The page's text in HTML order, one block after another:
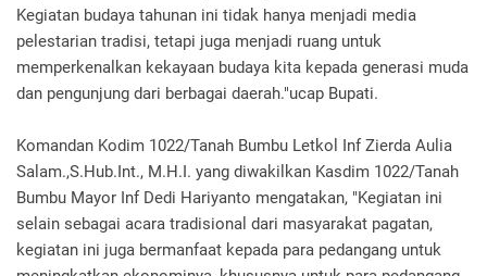
Kegiatan budaya tahunan ini tidak hanya menjadi media
pelestarian tradisi, tetapi juga menjadi ruang untuk
memperkenalkan kekayaan budaya kita kepada generasi muda
dan pengunjung dari berbagai daerah."ucap Bupati.
Komandan Kodim 1022/Tanah Bumbu Letkol Inf Zierda Aulia
Salam.,S.Hub.Int., M.H.I. yang diwakilkan Kasdim 1022/Tanah
Bumbu Mayor Inf Dedi Hariyanto mengatakan, "Kegiatan ini
selain sebagai acara tradisional dari masyarakat pagatan,
kegiatan ini juga bermanfaat kepada para pedangang untuk